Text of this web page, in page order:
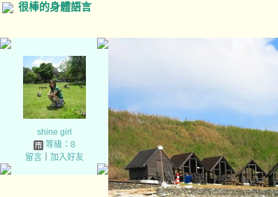
很棒的身體語言
shine girl
等級：8
留言｜ 加入好友